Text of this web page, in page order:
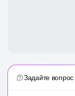
Задайте